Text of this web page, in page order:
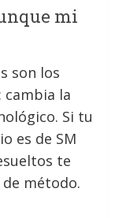
mi
son los
cambia la
Si tu
es de SM
te
método.